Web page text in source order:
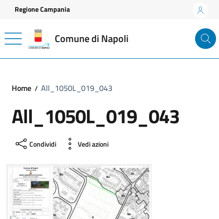
Vai ai contenuti
Vai al footer
Regione Campania
Comune di Napoli
Home All_1050L_019_043
All_1050L_019_043
Condividi Vedi azioni